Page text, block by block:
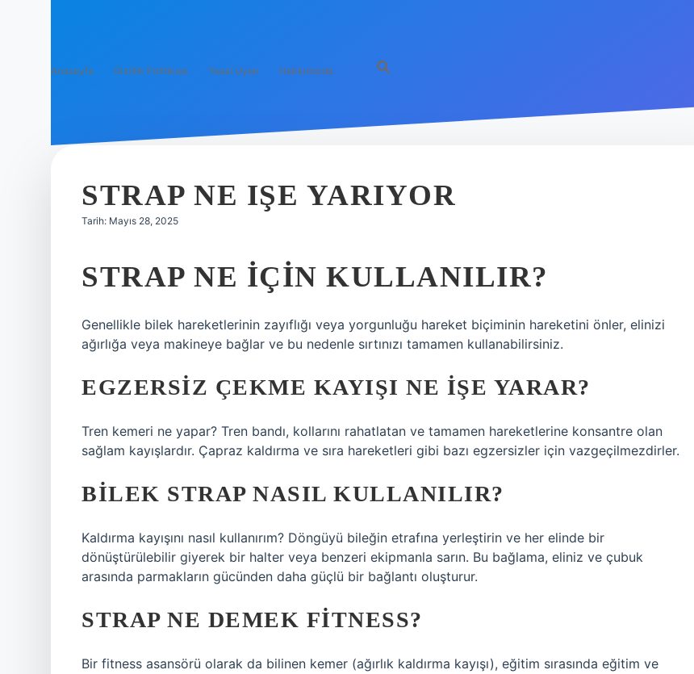
Anasayfa Gizlilik Politikası Yasal Uyarı Hakkımızda
STRAP NE IŞE YARIYOR
Tarih: Mayıs 28, 2025
STRAP NE IÇIN KULLANILIR?
Genellikle bilek hareketlerinin zayıflığı veya yorgunluğu hareket biçiminin hareketini önler, elinizi
ağırlığa veya makineye bağlar ve bu nedenle sırtınızı tamamen kullanabilirsiniz.
EGZERSIZ ÇEKME KAYIŞI NE IŞE YARAR?
Tren kemeri ne yapar? Tren bandı, kollarını rahatlatan ve tamamen hareketlerine konsantre olan
sağlam kayışlardır. Çapraz kaldırma ve sıra hareketleri gibi bazı egzersizler için vazgeçilmezdirler.
BILEK STRAP NASIL KULLANILIR?
Kaldırma kayışını nasıl kullanırım? Döngüyü bileğin etrafına yerleştirin ve her elinde bir
dönüştürülebilir giyerek bir halter veya benzeri ekipmanla sarın. Bu bağlama, eliniz ve çubuk
arasında parmakların gücünden daha güçlü bir bağlantı oluşturur.
STRAP NE DEMEK FITNESS?
Bir fitness asansörü olarak da bilinen kemer (ağırlık kaldırma kayışı), eğitim sırasında eğitim ve